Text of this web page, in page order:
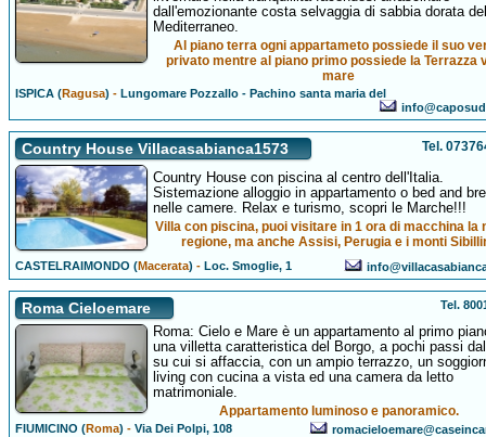
dall'emozionante costa selvaggia di sabbia dorata
Mediterraneo.
Al piano terra ogni appartameto possiede il suo
privato mentre al piano primo possiede la Terrazza
mare
ISPICA (Ragusa) -Lungomare Pozzallo - Pachino santa maria del
Country House Villacasabianca1573 Tel.
Country House con piscina al centro dell'Italia.
Sistemazione alloggio in appartamento o bed and
nelle camere. Relax e turismo, scopri le Marche!!!
Villa con piscina, puoi visitare in 1 ora di macchina la
regione, ma anche Assisi, Perugia e i monti
CASTELRAIMONDO (Macerata) -Loc. Smoglie, 1
Roma Cieloemare Tel.
Roma: Cielo e Mare è un appartamento al primo
una villetta caratteristica del Borgo, a pochi passi
su cui si affaccia, con un ampio terrazzo, un
living con cucina a vista ed una camera da letto
matrimoniale.
Appartamento luminoso e panoramico.
FIUMICINO (Roma) -Via Dei Polpi, 108